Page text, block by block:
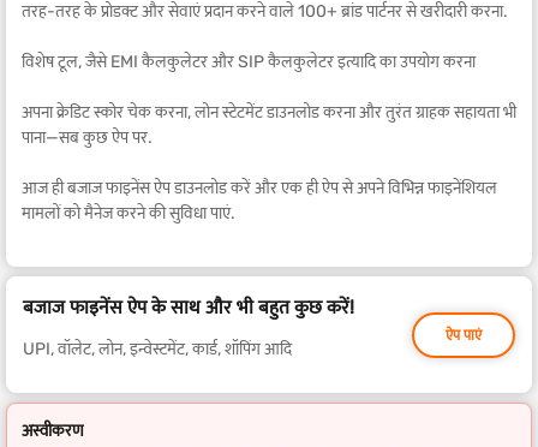
तरह-तरह के प्रोडक्ट और सेवाएं प्रदान करने वाले 100+ ब्रांड पार्टनर से खरीदारी करना.
विशेष टूल, जैसे EMI कैलकुलेटर और SIP कैलकुलेटर इत्यादि का उपयोग करना
अपना क्रेडिट स्कोर चेक करना, लोन स्टेटमेंट डाउनलोड करना और तुरंत ग्राहक सहायता भी
पाना—सब कुछ ऐप पर.
आज ही बजाज फाइनेंस ऐप डाउनलोड करें और एक ही ऐप से अपने विभिन्न फाइनेंशियल
मामलों को मैनेज करने की सुविधा पाएं.
बजाज फाइनेंस ऐप के साथ और भी बहुत कुछ करें!
UPI, वॉलेट, लोन, इन्वेस्टमेंट, कार्ड, शॉपिंग आदि
ऐप पाएं
अस्वीकरण